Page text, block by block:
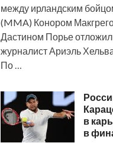
между ирландским
(MMA) Конором
Дастином Порье
журналист Ариэль
По …
в
в